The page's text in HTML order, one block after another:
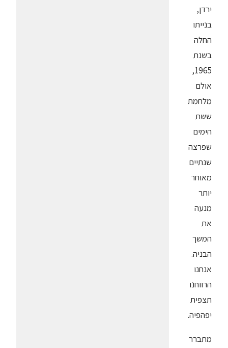
ירדן,
בנייתו
החלה
בשנת
1965,
אולם
מלחמת
ששת
הימים
שפרצה
שנתיים
מאוחר
יותר
מנעה
את
המשך
הבניה.
אנחנו
הרווחנו
תצפית
יפהפיה.
מתברר